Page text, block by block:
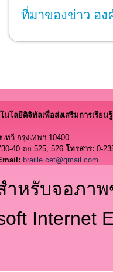
ที่มาของข่าว อง
ลยีดิจิทัลเพื่อส่งเสริมการเรียนรู้
วี กรุงเทพฯ 10400
40 ต่อ 525, 526 โทรสาร: 0-
braille.cet@gmail.com
ำหรับจอภา
Internet